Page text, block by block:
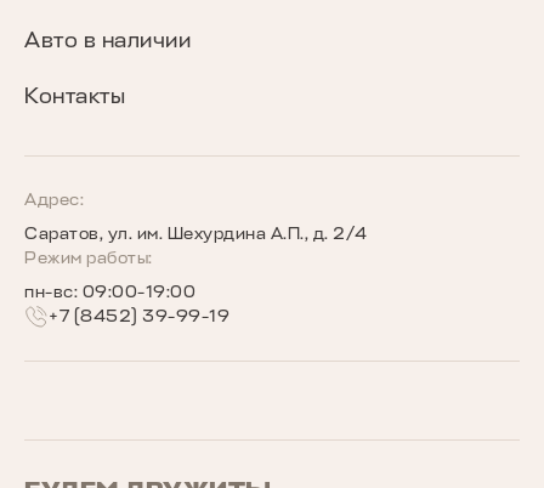
T8
Сравнение комплектаций
Кредитные программы
Программы страхования
Программа «Помощь в пути»
Гарантия
Запись на сервис
О бренде
Награды TENET
Сообщество владельцев TENET
Беговое сообщество TENET
Авто в наличии
Контакты
Адрес:
Саратов, ул. им. Шехурдина А.П., д. 2/4
Режим работы:
пн-вс: 09:00-19:00
+7 (8452) 39-99-19